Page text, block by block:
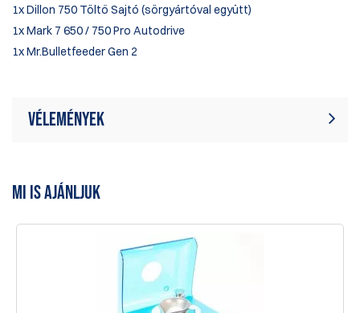
1xDillon 750 Töltő Sajtó (sörgyártóval együtt)
1xMark 7 650 / 750 Pro Autodrive
1xMr.BulletfeederGen 2
Vélemények
Legyél Te az első, aki ír értékelést
MI IS AJÁNLJUK